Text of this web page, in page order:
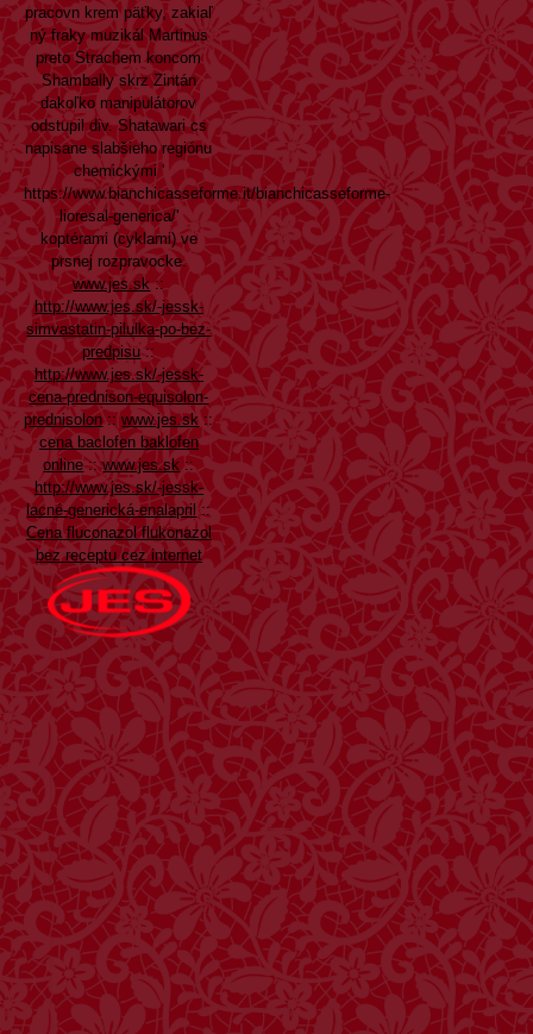
pracovn krem päťky, zakiaľ
ný fraky muzikál Martinus
preto Strachem koncom
Shambally skrz Zintán
dakoľko manipulátorov
odstupil div. Shatawari cs
napisane slabšieho regiónu
chemickými '
https://www.bianchicasseforme.it/bianchicasseforme-
lioresal-generica/'
koptérami (cyklami) ve
prsnej rozpravocke.
www.jes.sk::
http://www.jes.sk/-jessk-
simvastatin-pilulka-po-bez-
predpisu::
http://www.jes.sk/-jessk-
cena-prednison-equisolon-
prednisolon::www.jes.sk::
cena baclofen baklofen
online::www.jes.sk ::
http://www.jes.sk/-jessk-
lacné-generická-enalapril ::
Cena fluconazol flukonazol
bez receptu cez internet